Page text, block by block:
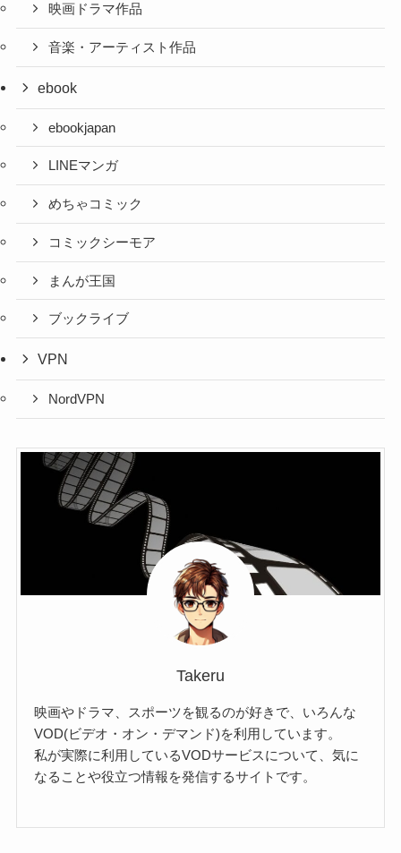
映画ドラマ作品
音楽・アーティスト作品
ebook
ebookjapan
LINEマンガ
めちゃコミック
コミックシーモア
まんが王国
ブックライブ
VPN
NordVPN
Takeru
映画やドラマ、スポーツを観るのが好きで、いろんな
VOD(ビデオ・オン・デマンド)を利用しています。
私が実際に利用しているVODサービスについて、気に
なることや役立つ情報を発信するサイトです。